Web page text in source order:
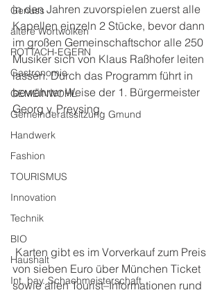
Genuss
ältere Wortwolken
ROTTACH-EGERN
Gastronomie
GEMEINWOHL
Gemeinderatssitzung Gmund
Handwerk
Fashion
TOURISMUS
Innovation
Technik
BIO
Haushalt
Int. bay. Schachmeisterschaft
in den Jahren zuvorspielen zuerst alle
Kapellen einzeln 2 Stücke, bevor dann
im großen Gemeinschaftschor alle 250
Musiker sich von Klaus Raßhofer leiten
lassen. Durch das Programm führt in
bewährter Weise der 1. Bürgermeister
Georg v. Preysing.
von sieben Euro über München Ticket
sowie allen Tourist–Informationen rund